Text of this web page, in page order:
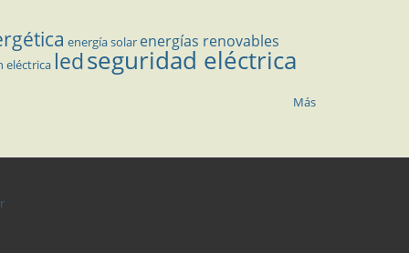
energía solar energías renovables
eléctrica ledseguridad eléctrica
Más